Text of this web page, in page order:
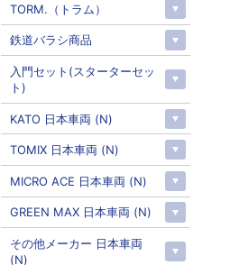
TORM.（トラム）
鉄道バラシ商品
入門セット(スターターセッ
ト)
KATO 日本車両 (N)
TOMIX 日本車両 (N)
MICRO ACE 日本車両 (N)
GREEN MAX 日本車両 (N)
その他メーカー 日本車両
(N)